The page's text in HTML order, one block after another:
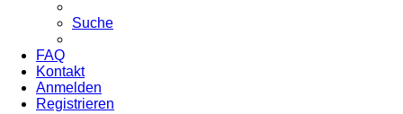
Suche
FAQ
Kontakt
Anmelden
Registrieren